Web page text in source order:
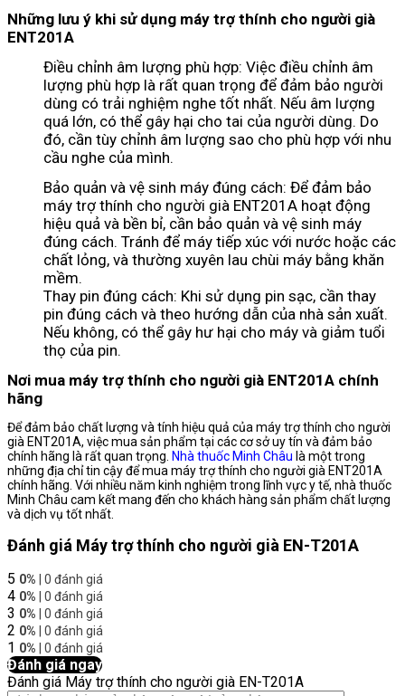
Những lưu ý khi sử dụng máy trợ thính cho người già
ENT201A
Điều chỉnh âm lượng phù hợp: Việc điều chỉnh âm
lượng phù hợp là rất quan trọng để đảm bảo người
dùng có trải nghiệm nghe tốt nhất. Nếu âm lượng
quá lớn, có thể gây hại cho tai của người dùng. Do
đó, cần tùy chỉnh âm lượng sao cho phù hợp với nhu
cầu nghe của mình.
Bảo quản và vệ sinh máy đúng cách: Để đảm bảo
máy trợ thính cho người già ENT201A hoạt động
hiệu quả và bền bỉ, cần bảo quản và vệ sinh máy
đúng cách. Tránh để máy tiếp xúc với nước hoặc các
chất lỏng, và thường xuyên lau chùi máy bằng khăn
mềm.
Thay pin đúng cách: Khi sử dụng pin sạc, cần thay
pin đúng cách và theo hướng dẫn của nhà sản xuất.
Nếu không, có thể gây hư hại cho máy và giảm tuổi
thọ của pin.
Nơi mua máy trợ thính cho người già ENT201A chính
hãng
Để đảm bảo chất lượng và tính hiệu quả của máy trợ thính cho người
già ENT201A, việc mua sản phẩm tại các cơ sở uy tín và đảm bảo
chính hãng là rất quan trọng. Nhà thuốc Minh Châu là một trong
những địa chỉ tin cậy để mua máy trợ thính cho người già ENT201A
chính hãng. Với nhiều năm kinh nghiệm trong lĩnh vực y tế, nhà thuốc
Minh Châu cam kết mang đến cho khách hàng sản phẩm chất lượng
và dịch vụ tốt nhất.
Đánh giá Máy trợ thính cho người già EN-T201A
5 0% | 0 đánh giá
4 0% | 0 đánh giá
3 0% | 0 đánh giá
2 0% | 0 đánh giá
1 0% | 0 đánh giá
Đánh giá ngay
Đánh giá Máy trợ thính cho người già EN-T201A